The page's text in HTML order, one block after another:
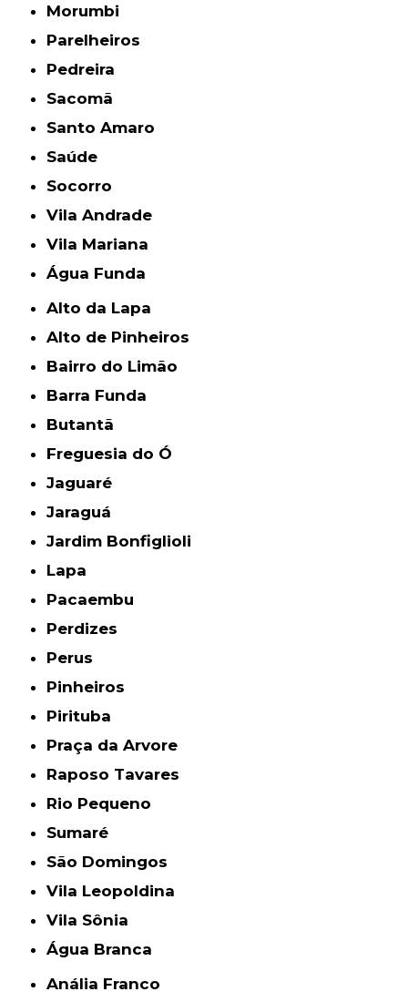
Morumbi
Parelheiros
Pedreira
Sacomã
Santo Amaro
Saúde
Socorro
Vila Andrade
Vila Mariana
Água Funda
Alto da Lapa
Alto de Pinheiros
Bairro do Limão
Barra Funda
Butantã
Freguesia do Ó
Jaguaré
Jaraguá
Jardim Bonfiglioli
Lapa
Pacaembu
Perdizes
Perus
Pinheiros
Pirituba
Praça da Arvore
Raposo Tavares
Rio Pequeno
Sumaré
São Domingos
Vila Leopoldina
Vila Sônia
Água Branca
Anália Franco